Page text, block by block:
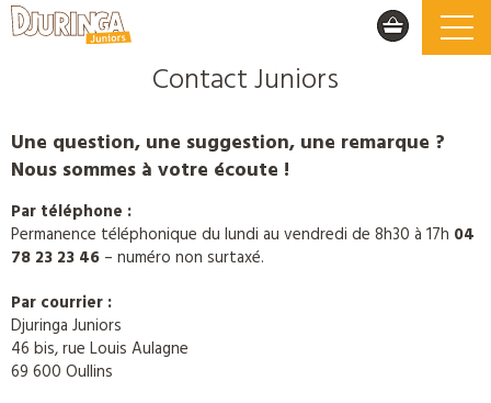
Contact Juniors
Une question, une suggestion, une remarque ?
Nous sommes à votre écoute !
Par téléphone :
Permanence téléphonique du lundi au vendredi de 8h30 à 17h 04
78 23 23 46 – numéro non surtaxé.
Par courrier :
Djuringa Juniors
46 bis, rue Louis Aulagne
69 600 Oullins